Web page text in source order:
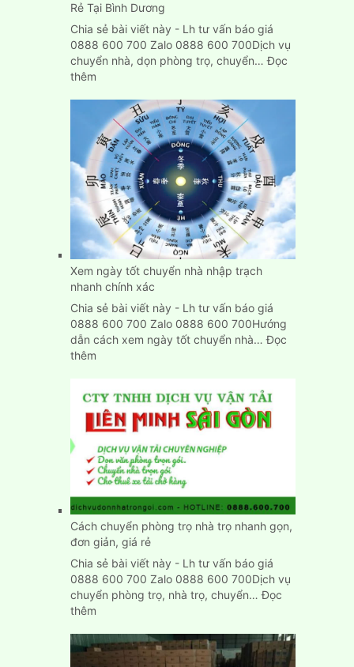
Rẻ Tại Bình Dương
Chia sẻ bài viết này - Lh tư vấn báo giá
0888 600 700 Zalo 0888 600 700Dịch vụ
chuyển nhà, dọn phòng trọ, chuyển…Đọc
thêm:
Chuyển
Nhà,
Dọn
Trọ
Trọn
Giá
Rẻ
Tại
Bình
Dương
Xem ngày tốt chuyển nhà nhập trạch
nhanh chính xác
Chia sẻ bài viết này - Lh tư vấn báo giá
0888 600 700 Zalo 0888 600 700Hướng
dẫn cách xem ngày tốt chuyển nhà…Đọc
thêm:
tốt
chuyển
nhà
nhập
trạch
nhanh
chính
xác
Cách chuyển phòng trọ nhà trọ nhanh gọn,
đơn giản, giá rẻ
Chia sẻ bài viết này - Lh tư vấn báo giá
0888 600 700 Zalo 0888 600 700Dịch vụ
chuyển phòng trọ, nhà trọ, chuyển…Đọc
thêm:
chuyển
phòng